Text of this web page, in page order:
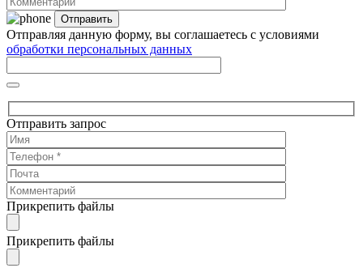
Отправляя данную форму, вы соглашаетесь с условиями
обработки персональных данных
Отправить запрос
Прикрепить файлы
Прикрепить файлы